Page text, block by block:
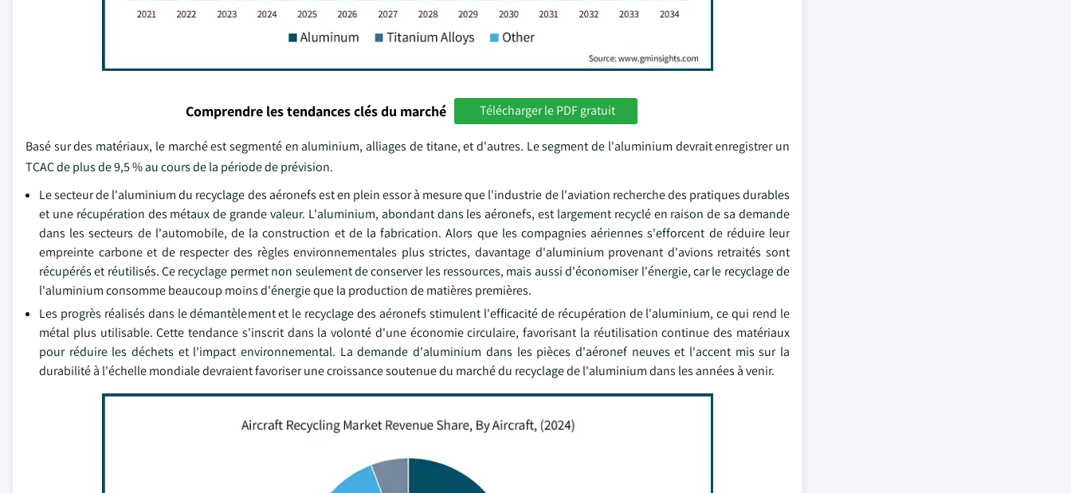
Comprendre les tendances clés du marché Télécharger le PDF gratuit
Basé sur des matériaux, le marché est segmenté en aluminium, alliages de titane, et d'autres. Le segment de l'aluminium devrait enregistrer un
TCAC de plus de 9,5 % au cours de la période de prévision.
Le secteur de l'aluminium du recyclage des aéronefs est en plein essor à mesure que l'industrie de l'aviation recherche des pratiques durables
et une récupération des métaux de grande valeur. L'aluminium, abondant dans les aéronefs, est largement recyclé en raison de sa demande
dans les secteurs de l'automobile, de la construction et de la fabrication. Alors que les compagnies aériennes s'efforcent de réduire leur
empreinte carbone et de respecter des règles environnementales plus strictes, davantage d'aluminium provenant d'avions retraités sont
récupérés et réutilisés. Ce recyclage permet non seulement de conserver les ressources, mais aussi d'économiser l'énergie, car le recyclage de
l'aluminium consomme beaucoup moins d'énergie que la production de matières premières.
Les progrès réalisés dans le démantèlement et le recyclage des aéronefs stimulent l'efficacité de récupération de l'aluminium, ce qui rend le
métal plus utilisable. Cette tendance s'inscrit dans la volonté d'une économie circulaire, favorisant la réutilisation continue des matériaux
pour réduire les déchets et l'impact environnemental. La demande d'aluminium dans les pièces d'aéronef neuves et l'accent mis sur la
durabilité à l'échelle mondiale devraient favoriser une croissance soutenue du marché du recyclage de l'aluminium dans les années à venir.